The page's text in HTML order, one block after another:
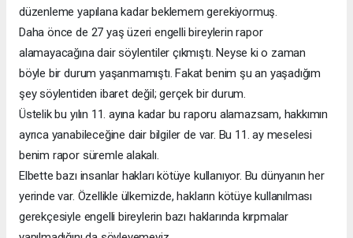
düzenleme yapılana kadar beklemem gerekiyormuş.
Daha önce de 27 yaş üzeri engelli bireylerin rapor
alamayacağına dair söylentiler çıkmıştı. Neyse ki o zaman
böyle bir durum yaşanmamıştı. Fakat benim şu an yaşadığım
şey söylentiden ibaret değil; gerçek bir durum.
Üstelik bu yılın 11. ayına kadar bu raporu alamazsam, hakkımın
ayrıca yanabileceğine dair bilgiler de var. Bu 11. ay meselesi
benim rapor süremle alakalı.
Elbette bazı insanlar hakları kötüye kullanıyor. Bu dünyanın her
yerinde var. Özellikle ülkemizde, hakların kötüye kullanılması
gerekçesiyle engelli bireylerin bazı haklarında kırpmalar